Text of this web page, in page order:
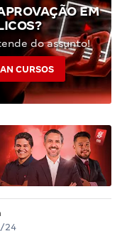
EM
do assunto!
CURSOS
24